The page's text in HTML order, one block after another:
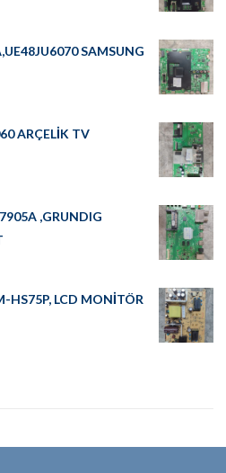
SAMSUNG
ARÇELİK TV
,GRUNDIG
HS75P, LCD MONİTÖR